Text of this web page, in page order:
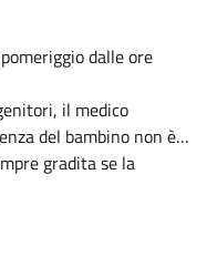
dalle ore
il medico
del bambino non è
gradita se la